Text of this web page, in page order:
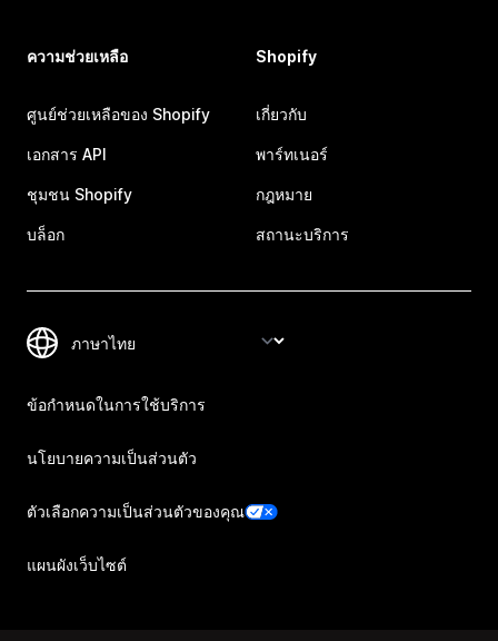
ความช่วยเหลือ
ศูนย์ช่วยเหลือของ Shopify
เอกสาร API
ชุมชน Shopify
บล็อก
Shopify
เกี่ยวกับ
พาร์ทเนอร์
กฎหมาย
สถานะบริการ
ข้อกำหนดในการใช้บริการ
นโยบายความเป็นส่วนตัว
ตัวเลือกความเป็นส่วนตัวของคุณ
แผนผังเว็บไซต์